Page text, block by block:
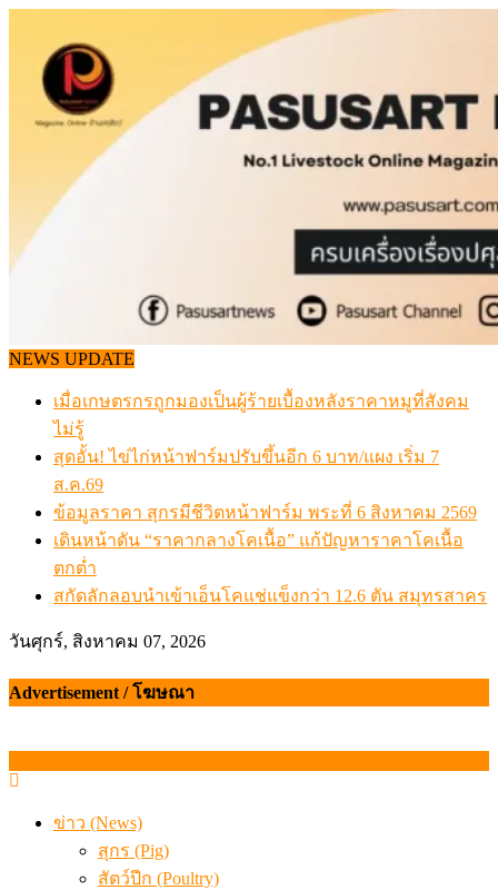
content
NEWS UPDATE
เมื่อเกษตรกรถูกมองเป็นผู้ร้ายเบื้องหลังราคาหมูที่สังคม
ไม่รู้
สุดอั้น! ไข่ไก่หน้าฟาร์มปรับขึ้นอีก 6 บาท/แผง เริ่ม 7
ส.ค.69
ข้อมูลราคา สุกรมีชีวิตหน้าฟาร์ม พระที่ 6 สิงหาคม 2569
เดินหน้าดัน “ราคากลางโคเนื้อ” แก้ปัญหาราคาโคเนื้อ
ตกต่ำ
สกัดลักลอบนำเข้าเอ็นโคแช่แข็งกว่า 12.6 ตัน สมุทรสาคร
วันศุกร์, สิงหาคม 07, 2026
Advertisement / โฆษณา
ข่าว (News)
สุกร (Pig)
สัตว์ปีก (Poultry)